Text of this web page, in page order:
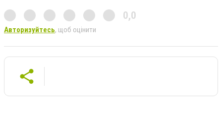
0,0
Авторизуйтесь, щоб оцінити